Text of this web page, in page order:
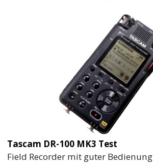
Tascam DR-100 MK3 Test
Field Recorder mit guter Bedienung